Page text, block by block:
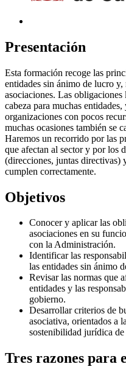
Presentación
Esta formación recoge las
entidades sin ánimo de lucro y,
asociaciones. Las obligaciones
cabeza para muchas
organizaciones con pocos
muchas ocasiones también se
Haremos un recorrido por las
que afectan al sector y por los
(direcciones, juntas directivas)
cumplen correctamente.
Objetivos
Conocer y aplicar las
asociaciones en su
con la Administración.
Identificar las
las entidades sin ánimo
Revisar las normas que
entidades y las
gobierno.
Desarrollar criterios de
asociativa, orientados a
sostenibilidad jurídica de
Tres razones para